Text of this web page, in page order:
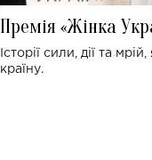
Премія «Жінка
Історії сили, дії та
країну.